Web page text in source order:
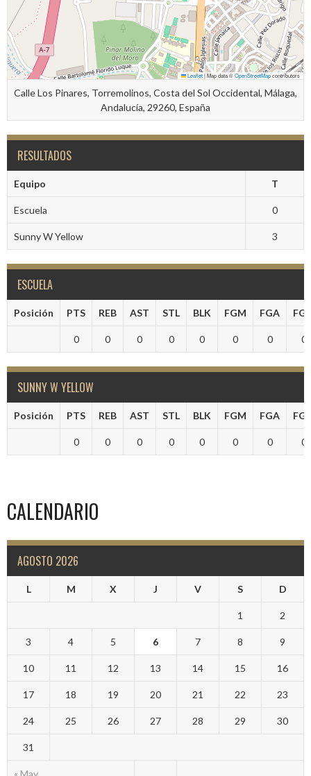
Leaflet|Map data ©OpenStreetMapcontributors
Calle Los Pinares, Torremolinos, Costa del Sol Occidental, Málaga,
Andalucía, 29260, España
RESULTADOS
Equipo T
Escuela 0
Sunny W Yellow 3
ESCUELA
Posición PTS REB AST STL BLK FGM FGA
0 0 0 0 0 0 0 0
SUNNY W YELLOW
Posición PTS REB AST STL BLK FGM FGA
0 0 0 0 0 0 0 0
CALENDARIO
AGOSTO 2026
L M X J V S D
« May
1 2
3 4 5 6 7 8 9
10 11 12 13 14 15 16
17 18 19 20 21 22 23
24 25 26 27 28 29 30
31